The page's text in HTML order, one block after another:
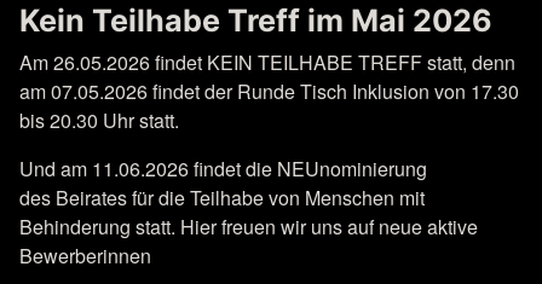
Kein Teilhabe Treff im Mai 2026
Am 26.05.2026 findet KEIN TEILHABE TREFF statt, denn
am 07.05.2026 findet der Runde Tisch Inklusion von 17.30
bis 20.30 Uhr statt.
Und am 11.06.2026 findet die NEUnominierung
des Beirates für die Teilhabe von Menschen mit
Behinderung statt. Hier freuen wir uns auf neue aktive
Bewerberinnen